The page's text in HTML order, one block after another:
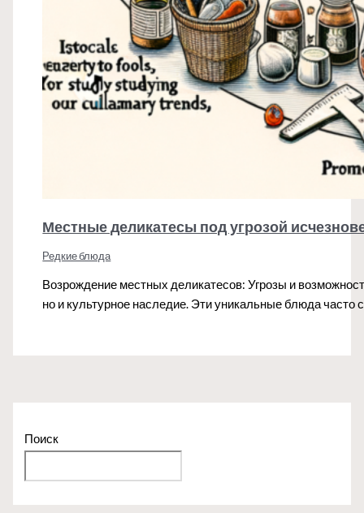
Местные деликатесы под угрозой
Редкие блюда
Возрождение местных деликатесов: Угрозы и
но и культурное наследие. Эти уникальные блюда часто
Поиск